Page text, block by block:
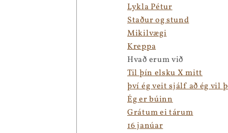
Lykla Pétur
Staður og stund
Mikilvægi
Kreppa
Hvað erum við
Til þín elsku X mitt
því ég veit sjálf að ég vil
Ég er búinn
Grátum ei tárum
16 janúar